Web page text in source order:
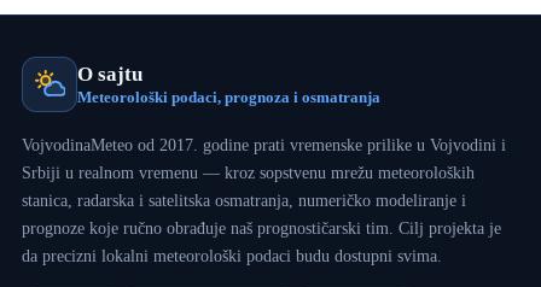
O sajtu
Meteorološki podaci, prognoza i osmatranja
VojvodinaMeteo od 2017. godine prati vremenske prilike u Vojvodini i
Srbiji u realnom vremenu — kroz sopstvenu mrežu meteoroloških
stanica, radarska i satelitska osmatranja, numeričko modeliranje i
prognoze koje ručno obrađuje naš prognostičarski tim. Cilj projekta je
da precizni lokalni meteorološki podaci budu dostupni svima.